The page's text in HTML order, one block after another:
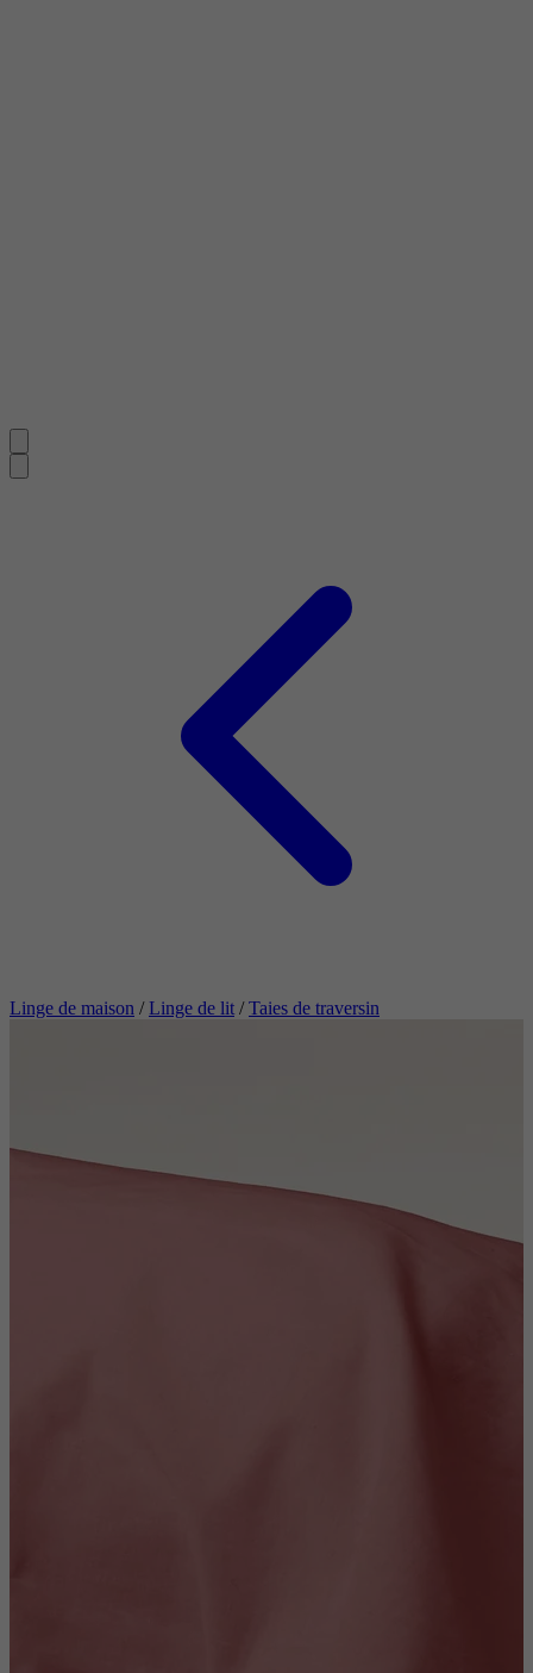
Linge de maison / Linge de lit / Taies de traversin